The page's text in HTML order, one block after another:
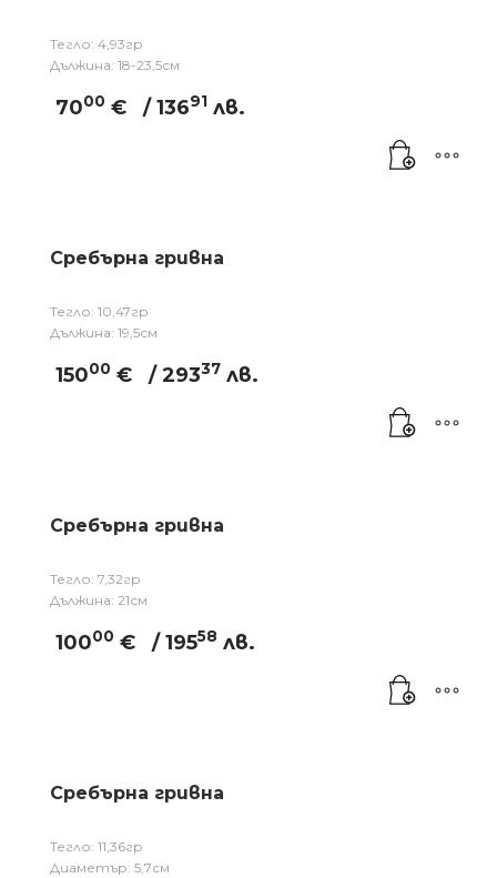
Тегло: 4,93гр
Дължина: 18-23,5см
7000 € / 13691 лв.
Сребърна гривна
Тегло: 10,47гр
Дължина: 19,5см
15000 € / 29337 лв.
Сребърна гривна
Тегло: 7,32гр
Дължина: 21см
10000 € / 19558 лв.
Сребърна гривна
Тегло: 11,36гр
Диаметър: 5,7см